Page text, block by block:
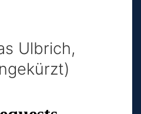
Ulbrich,